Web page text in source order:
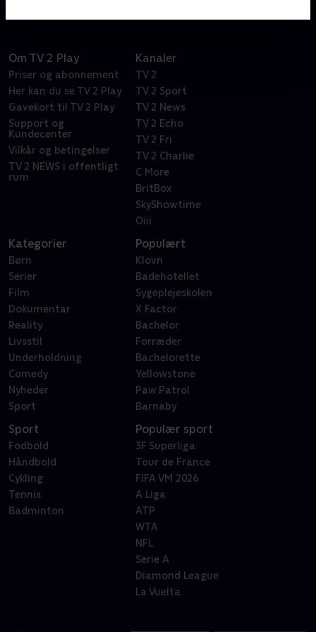
Om TV 2 Play
Priser og abonnement
Her kan du se TV 2 Play
Gavekort til TV 2 Play
Support og
Kundecenter
Vilkår og betingelser
TV 2 NEWS i offentligt
rum
Kanaler
TV 2
TV 2 Sport
TV 2 News
TV 2 Echo
TV 2 Fri
TV 2 Charlie
C More
BritBox
SkyShowtime
Oiii
Kategorier
Børn
Serier
Film
Dokumentar
Reality
Livsstil
Underholdning
Comedy
Nyheder
Sport
Populært
Klovn
Badehotellet
Sygeplejeskolen
X Factor
Bachelor
Forræder
Bachelorette
Yellowstone
Paw Patrol
Barnaby
Sport
Fodbold
Håndbold
Cykling
Tennis
Badminton
Populær sport
3F Superliga
Tour de France
FIFA VM 2026
A Liga
ATP
WTA
NFL
Serie A
Diamond League
La Vuelta